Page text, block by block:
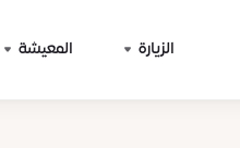
الزيارة المعيشة